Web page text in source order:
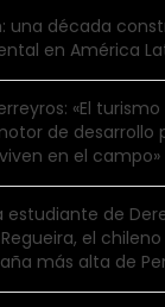
una década
en América
«El
de desarrollo
en el campo»
estudiante de
el
más alta de